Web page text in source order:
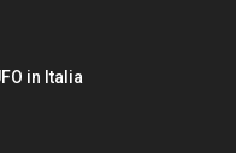
in Italia